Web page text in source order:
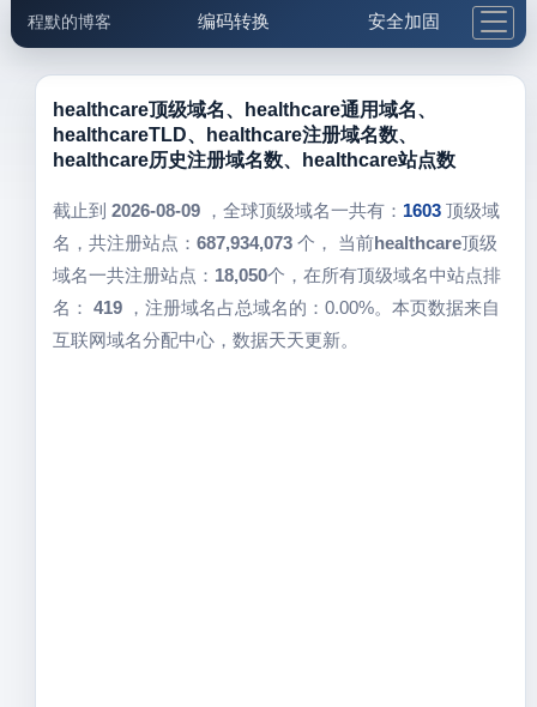
程默的博客 编码转换 安全加固
邮件工具 生活便民 更多工具
5.1支付宝大红包
healthcare顶级域名、healthcare通用域名、
healthcareTLD、healthcare注册域名数、
healthcare历史注册域名数、healthcare站点数
截止到 2026-08-09，全球顶级域名一共有： 1603 顶级域
名，共注册站点： 687,934,073 个， 当前healthcare顶级
域名一共注册站点： 18,050个，在所有顶级域名中站点排
名： 419，注册域名占总域名的：0.00%。本页数据来自
互联网域名分配中心，数据天天更新。